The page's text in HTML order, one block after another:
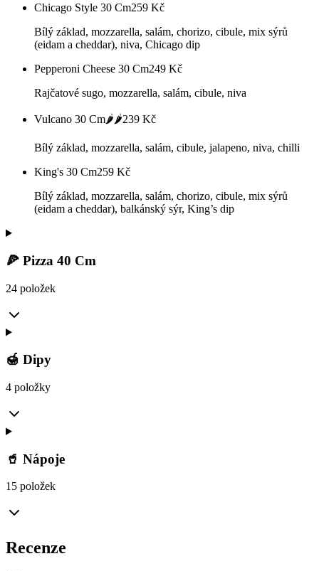
Chicago Style 30 Cm259 Kč
Bílý základ, mozzarella, salám, chorizo, cibule, mix sýrů
(eidam a cheddar), niva, Chicago dip
Pepperoni Cheese 30 Cm249 Kč
Rajčatové sugo, mozzarella, salám, cibule, niva
Vulcano 30 Cm🌶️🌶️239 Kč
Bílý základ, mozzarella, salám, cibule, jalapeno, niva, chilli
King's 30 Cm259 Kč
Bílý základ, mozzarella, salám, chorizo, cibule, mix sýrů
(eidam a cheddar), balkánský sýr, King’s dip
🍕 Pizza 40 Cm
24 položek
🍯 Dipy
4 položky
🥤 Nápoje
15 položek
Recenze